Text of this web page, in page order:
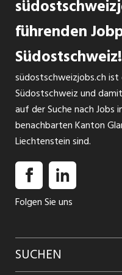
Februar 2027 als
- 50% Chur Die
für Patientinnen und
schwerkrank oder
das grösste Anliegen,
INSERAT ANSEHEN
führenden
Südostschweiz!
südostschweizjobs.ch
Südostschweiz und
auf der Suche nach Jobs
benachbarten Kanton
Liechtenstein sind.
Folgen Sie uns
SUCHEN